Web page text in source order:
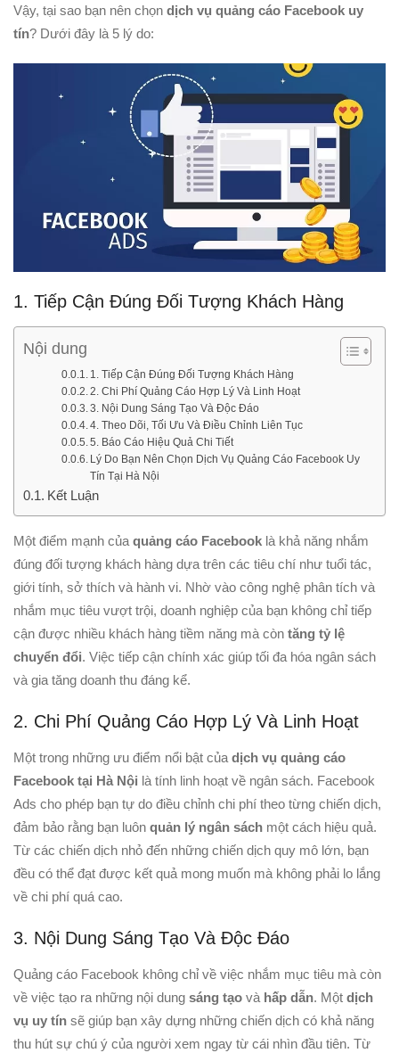
Vậy, tại sao bạn nên chọn dịch vụ quảng cáo Facebook uy
tín? Dưới đây là 5 lý do:
1. Tiếp Cận Đúng Đối Tượng Khách Hàng
Nội dung
1. Tiếp Cận Đúng Đối Tượng Khách Hàng
2. Chi Phí Quảng Cáo Hợp Lý Và Linh Hoạt
3. Nội Dung Sáng Tạo Và Độc Đáo
4. Theo Dõi, Tối Ưu Và Điều Chỉnh Liên Tục
5. Báo Cáo Hiệu Quả Chi Tiết
Lý Do Bạn Nên Chọn Dịch Vụ Quảng Cáo Facebook Uy
Tín Tại Hà Nội
Kết Luận
Một điểm mạnh củaquảng cáo Facebook là khả năng nhắm
đúng đối tượng khách hàng dựa trên các tiêu chí như tuổi tác,
giới tính, sở thích và hành vi. Nhờ vào công nghệ phân tích và
nhắm mục tiêu vượt trội, doanh nghiệp của bạn không chỉ tiếp
cận được nhiều khách hàng tiềm năng mà còn tăng tỷ lệ
chuyển đổi. Việc tiếp cận chính xác giúp tối đa hóa ngân sách
và gia tăng doanh thu đáng kể.
2. Chi Phí Quảng Cáo Hợp Lý Và Linh Hoạt
Một trong những ưu điểm nổi bật củadịch vụ quảng cáo
Facebook tại Hà Nội là tính linh hoạt về ngân sách. Facebook
Ads cho phép bạn tự do điều chỉnh chi phí theo từng chiến dịch,
đảm bảo rằng bạn luôn quản lý ngân sách một cách hiệu quả.
Từ các chiến dịch nhỏ đến những chiến dịch quy mô lớn, bạn
đều có thể đạt được kết quả mong muốn mà không phải lo lắng
về chi phí quá cao.
3. Nội Dung Sáng Tạo Và Độc Đáo
Quảng cáo Facebook không chỉ về việc nhắm mục tiêu mà còn
về việc tạo ra những nội dung sáng tạo và hấp dẫn. Một dịch
vụ uy tín sẽ giúp bạn xây dựng những chiến dịch có khả năng
thu hút sự chú ý của người xem ngay từ cái nhìn đầu tiên. Từ